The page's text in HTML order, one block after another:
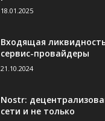
18.01.2025
Входящая
сервис-провайдеры
21.10.2024
Nostr:
сети и не только